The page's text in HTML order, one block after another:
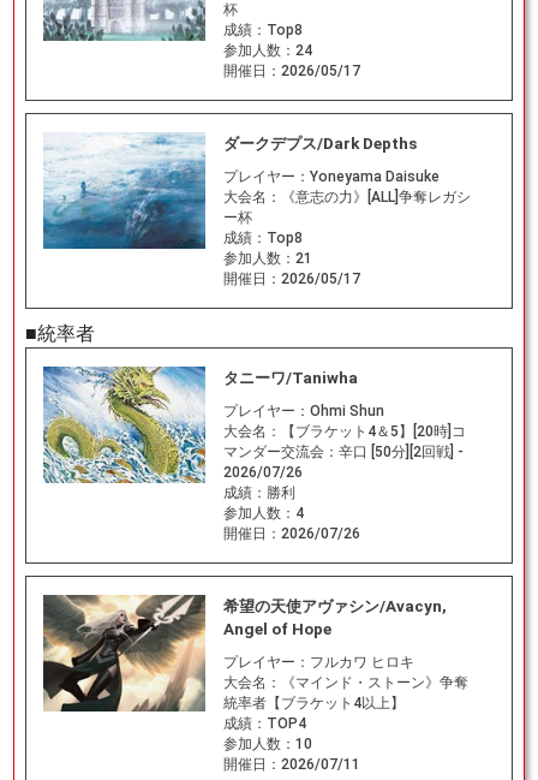
杯
成績： Top8
参加人数： 24
開催日： 2026/05/17
ダークデプス/Dark Depths
プレイヤー： Yoneyama Daisuke
大会名：
《意志の力》[ALL]争奪レガシ
ー杯
成績： Top8
参加人数： 21
開催日： 2026/05/17
■統率者
タニーワ/Taniwha
プレイヤー： Ohmi Shun
大会名：
【ブラケット4＆5】[20時]コ
マンダー交流会：辛口 [50分][2回戦] -
2026/07/26
成績： 勝利
参加人数： 4
開催日： 2026/07/26
希望の天使アヴァシン/Avacyn,
Angel of Hope
プレイヤー： フルカワ ヒロキ
大会名：
《マインド・ストーン》争奪
統率者【ブラケット4以上】
成績： TOP4
参加人数： 10
開催日： 2026/07/11